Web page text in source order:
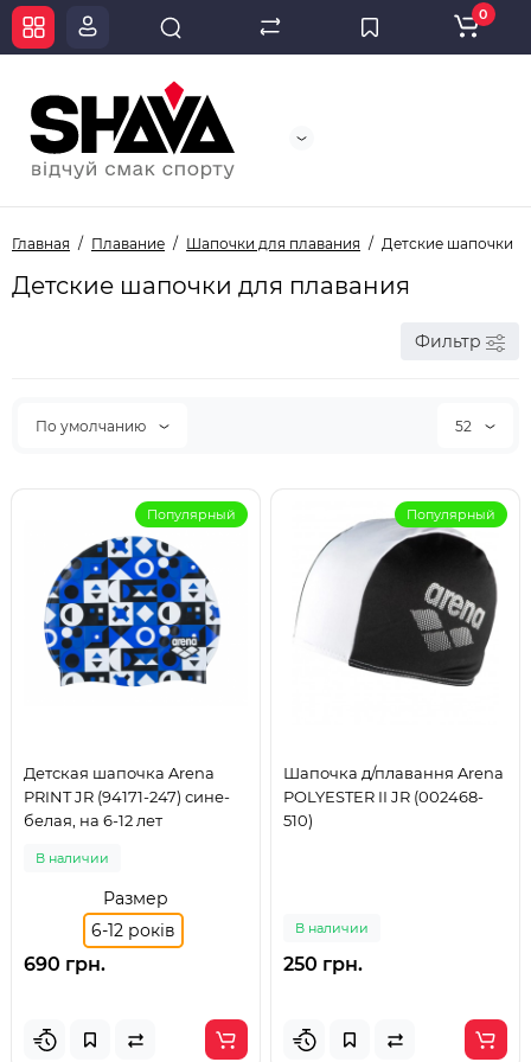
0
Главная Плавание Шапочки для плавания Детские шапочки
Детские шапочки для плавания
Фильтр
По умолчанию 52
Популярный
Детская шапочка Arena
PRINT JR (94171-247) сине-
белая, на 6-12 лет
В наличии
Размер
6-12 років
690 грн.
Популярный
Шапочка д/плавання Arena
POLYESTER II JR (002468-
510)
В наличии
250 грн.